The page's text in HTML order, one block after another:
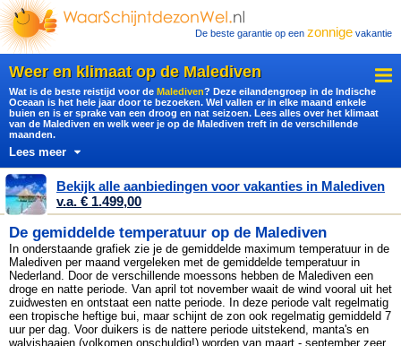
De beste garantie op een zonnige vakantie
Weer en klimaat op de Malediven
Wat is de beste reistijd voor de Malediven? Deze eilandengroep in de Indische
Oceaan is het hele jaar door te bezoeken. Wel vallen er in elke maand enkele
buien en is er sprake van een droog en nat seizoen. Lees alles over het klimaat
van de Malediven en welk weer je op de Malediven treft in de verschillende
maanden.
Lees meer
Bekijk alle aanbiedingen voor vakanties in Malediven
v.a. € 1.499,00
De gemiddelde temperatuur op de Malediven
In onderstaande grafiek zie je de gemiddelde maximum temperatuur in de
Malediven per maand vergeleken met de gemiddelde temperatuur in
Nederland. Door de verschillende moessons hebben de Malediven een
droge en natte periode. Van april tot november waait de wind vooral uit het
zuidwesten en ontstaat een natte periode. In deze periode valt regelmatig
een tropische heftige bui, maar schijnt de zon ook regelmatig gemiddeld 7
uur per dag. Voor duikers is de nattere periode uitstekend, manta's en
walvishaaien (volkomen onschuldig!) worden van maart - september zeer